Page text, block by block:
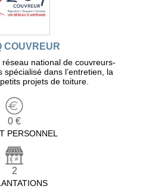
COUVREUR
national de couvreurs-
dans l’entretien, la
projets de toiture.
0 €
PERSONNEL
2